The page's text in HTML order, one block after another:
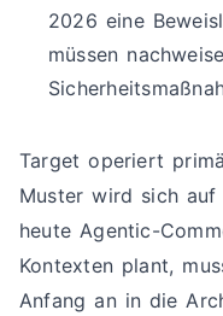
2026 eine
müssen
Target operiert
Muster wird sich auf
heute Agentic-
Kontexten plant,
Anfang an in die